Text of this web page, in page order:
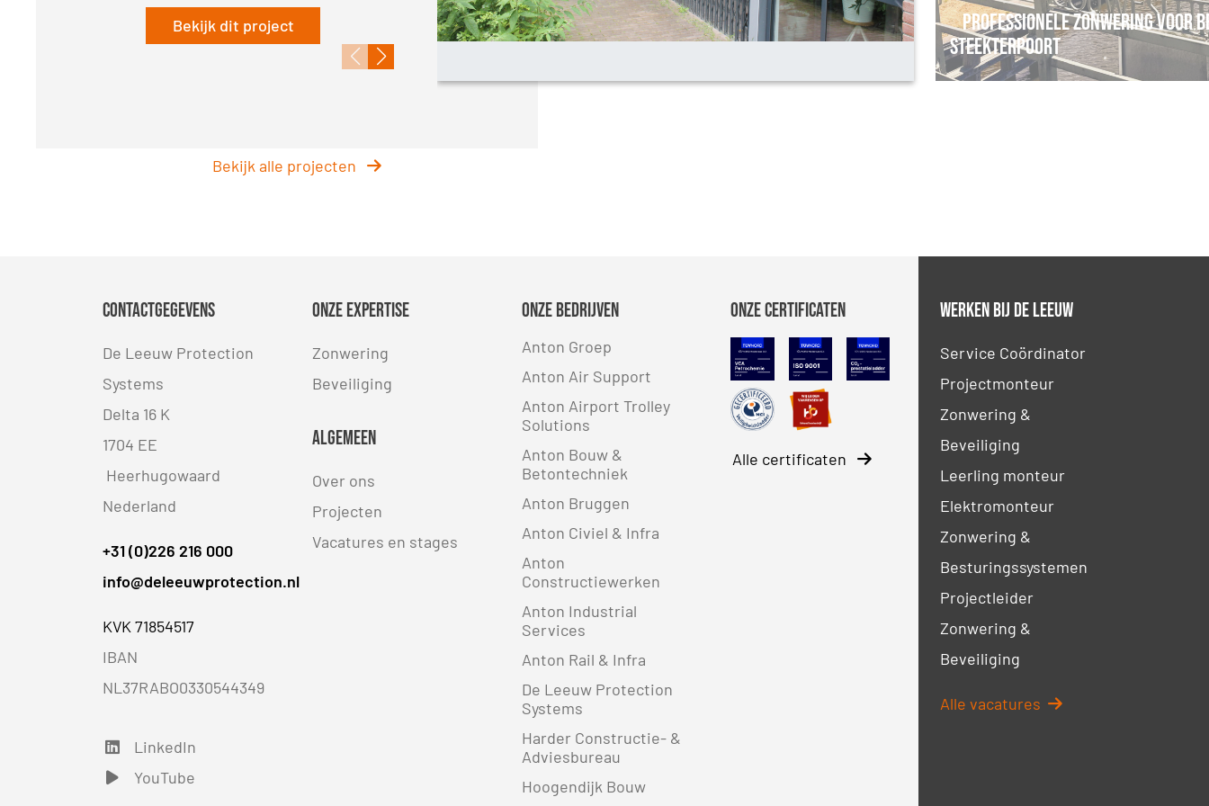
Bekijk dit project
Bekijk dit project
Bekijk dit project
Professionele Zonwering voor
Steekterpoort
Bekijk alle projecten
Contactgegevens
De Leeuw Protection
Systems
Delta 16 K
1704 EE
Heerhugowaard
Nederland
+31 (0)226 216 000
info@deleeuwprotection.nl
KVK 71854517
IBAN
NL37RABO0330544349
LinkedIn
LinkedIn
YouTube
YouTube
Onze expertise
Zonwering
Beveiliging
Algemeen
Over ons
Projecten
Vacatures en stages
Onze bedrijven
Anton Groep
Anton Air Support
Anton Airport Trolley
Solutions
Anton Bouw &
Betontechniek
Anton Bruggen
Anton Civiel & Infra
Anton
Constructiewerken
Anton Industrial
Services
Anton Rail & Infra
De Leeuw Protection
Systems
Harder Constructie- &
Adviesbureau
Hoogendijk Bouw
Onze certificaten
VCA PetrochemieNEN-EN-ISO 9001CO2 Prestatieladder
Safety Culture Ladder
Alle certificaten
Werken bij De Leeuw
Service Coördinator
Projectmonteur
Zonwering &
Beveiliging
Leerling monteur
Elektromonteur
Zonwering &
Besturingssystemen
Projectleider
Zonwering &
Beveiliging
Alle vacatures